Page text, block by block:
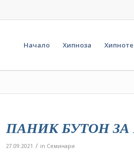
Начало Хипноза
ПАНИК БУТОН
27.09.2021 / in Семинари